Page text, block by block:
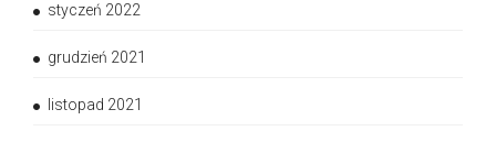
styczeń 2022
grudzień 2021
listopad 2021